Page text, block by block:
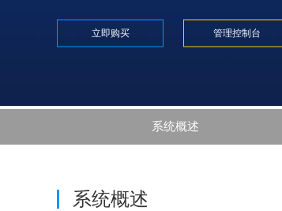
立即购买 管理控制台
系统概述
系统概述